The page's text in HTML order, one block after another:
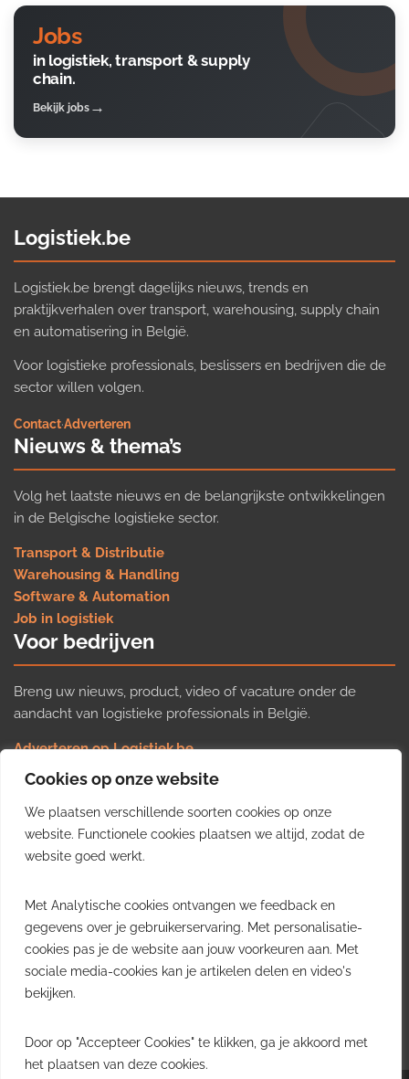
Cookies op onze website
We plaatsen verschillende soorten cookies op onze
website. Functionele cookies plaatsen we altijd, zodat de
website goed werkt.
Met Analytische cookies ontvangen we feedback en
gegevens over je gebruikerservaring. Met personalisatie-
cookies pas je de website aan jouw voorkeuren aan. Met
sociale media-cookies kan je artikelen delen en video's
bekijken.
Door op "Accepteer Cookies" te klikken, ga je akkoord met
het plaatsen van deze cookies.
Jobs
in logistiek, transport & supply
chain.
Bekijk jobs
Logistiek.be
Logistiek.be brengt dagelijks nieuws, trends en
praktijkverhalen over transport, warehousing, supply chain
en automatisering in België.
Voor logistieke professionals, beslissers en bedrijven die de
sector willen volgen.
Contact·Adverteren
Nieuws & thema’s
Volg het laatste nieuws en de belangrijkste ontwikkelingen
in de Belgische logistieke sector.
Transport & Distributie
Warehousing & Handling
Software & Automation
Job in logistiek
Voor bedrijven
Breng uw nieuws, product, video of vacature onder de
aandacht van logistieke professionals in België.
Adverteren op Logistiek.be
Nieuws insturen
Uw video op Logistiek.TV
Job plaatsen
Gratis wekelijkse update
inzichten uit de Belgische logistieke sector in uw inbox.
Ontvang je gratis
wekelijkse update
Uitschrijven kan altijd.